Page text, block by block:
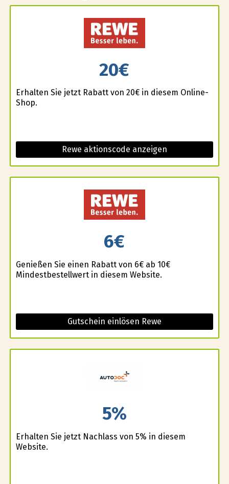
20€
Erhalten Sie jetzt Rabatt von 20€ in diesem Online-
Shop.
Rewe aktionscode anzeigen
6€
Genießen Sie einen Rabatt von 6€ ab 10€
Mindestbestellwert in diesem Website.
Gutschein einlösen Rewe
5%
Erhalten Sie jetzt Nachlass von 5% in diesem
Website.